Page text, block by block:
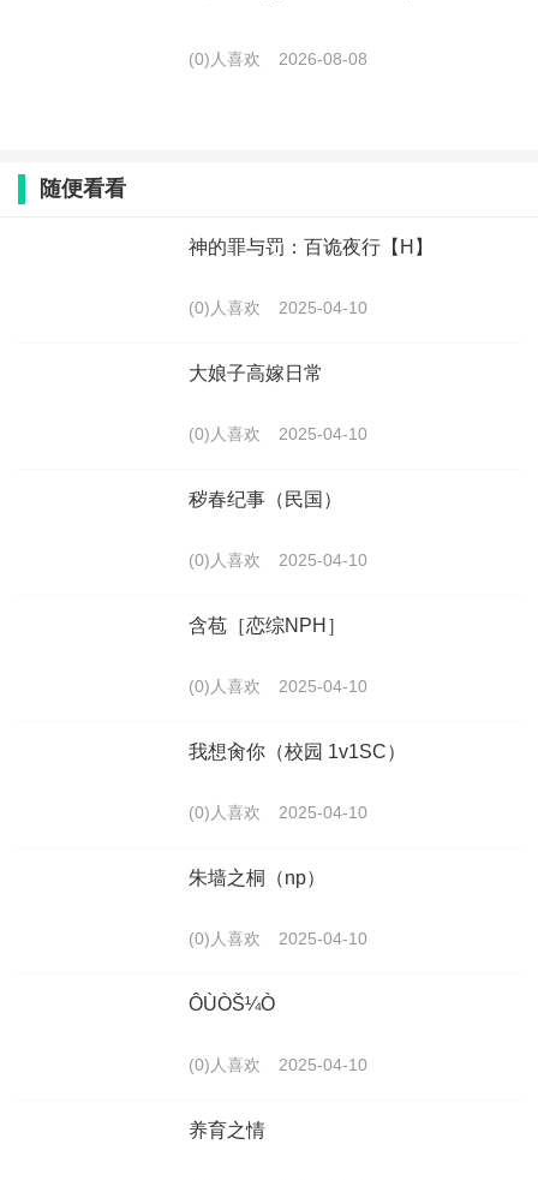
(0)人喜欢 2026-08-08
随便看看
神的罪与罚：百诡夜行【H】
(0)人喜欢 2025-04-10
大娘子高嫁日常
(0)人喜欢 2025-04-10
秽春纪事（民国）
(0)人喜欢 2025-04-10
含苞［恋综NPH］
(0)人喜欢 2025-04-10
我想肏你（校园 1v1SC）
(0)人喜欢 2025-04-10
朱墙之桐（np）
(0)人喜欢 2025-04-10
ÔÙÒŠ¼Ò
(0)人喜欢 2025-04-10
养育之情